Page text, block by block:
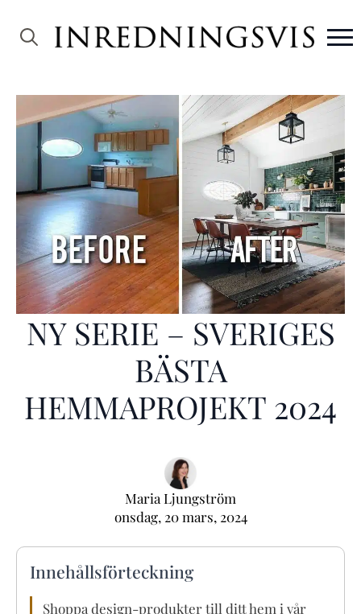
NY SERIE – SVERIGES
BÄSTA
HEMMAPROJEKT 2024
Maria Ljungström
onsdag, 20 mars, 2024
Innehållsförteckning
Shoppa design-produkter till ditt hem i vår